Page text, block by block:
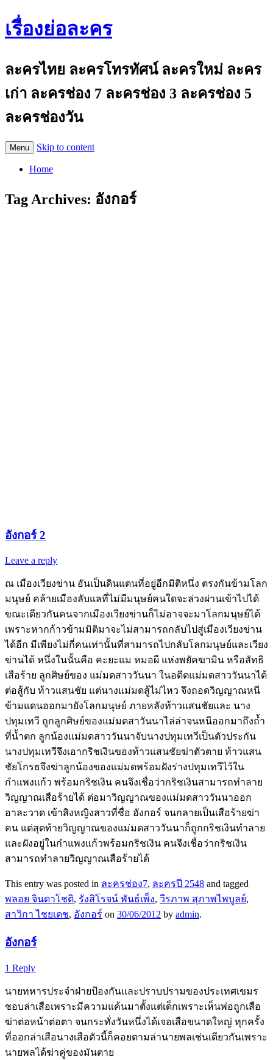
เรื่องย่อละคร
ละครไทย ละครโทรทัศน์ ละครใหม่ ละคร
เก่า ละครช่อง 7 ละครช่อง 3 ละครช่อง 5
ละครช่องวัน
Menu Skip to content
Home
Tag Archives: อังกอร์
อังกอร์ 2
Leave a reply
ณ เมืองเวียงข่าน อันเป็นดินแดนที่อยู่อีกมิติหนึ่ง ตรงกันข้ามโลก
มนุษย์ คล้ายเมืองลับแลที่ไม่มีมนุษย์คนใดจะล่วงผ่านเข้าไปได้
ขณะเดียวกันคนจากเมืองเวียงข่านก็ไม่อาจจะมาโลกมนุษย์ได้
เพราะหากก้าวข้ามมิติมาจะไม่สามารถกลับไปสู่เมืองเวียงข่าน
ได้อีก มีเพียงไม่กี่คนเท่านั้นที่สามารถไปกลับโลกมนุษย์และเวียง
ข่านได้ หนึ่งในนั้นคือ คะยะแม หมอผี แห่งพยัคฆามิน หรือลัทธิ
เสือร้าย ลูกศิษย์ของ แม่มดสาววันนา ในอดีตแม่มดสาววันนาได้
ต่อสู้กับ ท้าวแสนชัย แต่นางแม่มดสู้ไม่ไหว จึงถอดวิญญาณหนี
ข้ามแดนออกมายังโลกมนุษย์ ภายหลังท้าวแสนชัยและ นาง
ปทุมเทวี ถูกลูกศิษย์ของแม่มดสาวันนาไล่ล่าจนหนีออกมาถึงถ้ำ
ที่น้ำตก ลูกน้องแม่มดสาววันนาจับนางปทุมเทวีเป็นตัวประกัน
นางปทุมเทวีจึงเอากริชเงินของท้าวแสนชัยฆ่าตัวตาย ท้าวแสน
ชัยโกรธจึงฆ่าลูกน้องของแม่มดพร้อมฝังร่างปทุมเทวีไว้ใน
กำแพงแก้ว พร้อมกริชเงิน คนจึงเชื่อว่ากริชเงินสามารถทำลาย
วิญญาณเสือร้ายได้ ต่อมาวิญญาณของแม่มดสาววันนาออก
อาละวาด เข้าสิงหญิงสาวที่ชื่อ อังกอร์ จนกลายเป็นเสือร้ายฆ่า
คน แต่สุดท้ายวิญญาณของแม่มดสาววันนาก็ถูกกริชเงินทำลาย
และฝังอยู่ในกำแพงแก้วพร้อมกริชเงิน คนจึงเชื่อว่ากริชเงิน
สามารถทำลายวิญญาณเสือร้ายได้
This entry was posted in ละครช่อง7, ละครปี 2548 and tagged
พลอย จินดาโชติ, รังสิโรจน์ พันธ์เพ็ง, วีรภาพ สุภาพไพบูลย์,
สาวิกา ไชยเดช, อังกอร์ on 30/06/2012 by admin.
อังกอร์
1 Reply
นายทหารประจำฝ่ายป้องกันและปราบปรามของประเทศเขมร
ชอบล่าเสือเพราะมีความแค้นมาตั้งแต่เด็กเพราะเห็นพ่อถูกเสือ
ฆ่าต่อหน้าต่อตา จนกระทั่งวันหนึ่งได้เจอเสือขนาดใหญ่ ทุกครั้ง
ที่ออกล่าเสือนางเสือตัวนี้ก็คอยตามล่านายพลเช่นเดียวกันเพราะ
นายพลได้ฆ่าคู่ของมันตาย